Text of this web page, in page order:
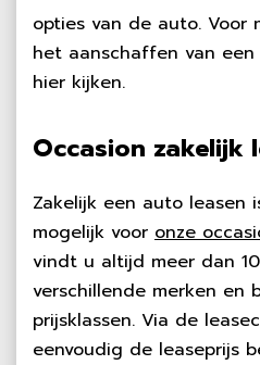
opties van de auto. Voor
het aanschaffen van
hier kijken.
Occasion zakelijk
Zakelijk een auto leasen
mogelijk voor onze
vindt u altijd meer dan
verschillende merken en
prijsklassen. Via de
eenvoudig de leaseprijs